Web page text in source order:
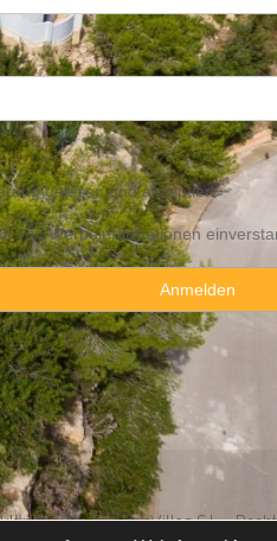
gelesen und akzeptiert
von Werbeinformationen
Spain By JadeVillas S.L. ·